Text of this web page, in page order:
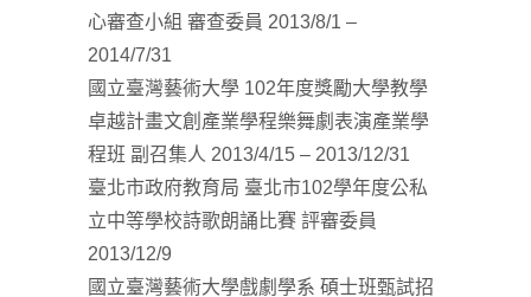
心審查小組 審查委員 2013/8/1 –
2014/7/31
國立臺灣藝術大學 102年度獎勵大學教學
卓越計畫文創產業學程樂舞劇表演產業學
程班 副召集人 2013/4/15 – 2013/12/31
臺北市政府教育局 臺北市102學年度公私
立中等學校詩歌朗誦比賽 評審委員
2013/12/9
國立臺灣藝術大學戲劇學系 碩士班甄試招